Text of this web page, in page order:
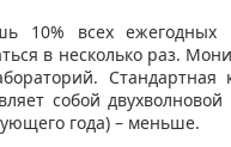
10% всех ежегодных
в несколько раз.
Стандартная
собой
года) – меньше.​